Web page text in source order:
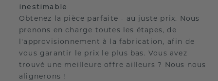
inestimable
Obtenez la pièce parfaite - au juste prix. Nous
prenons en charge toutes les étapes, de
l'approvisionnement à la fabrication, afin de
vous garantir le prix le plus bas. Vous avez
trouvé une meilleure offre ailleurs ? Nous nous
alignerons !